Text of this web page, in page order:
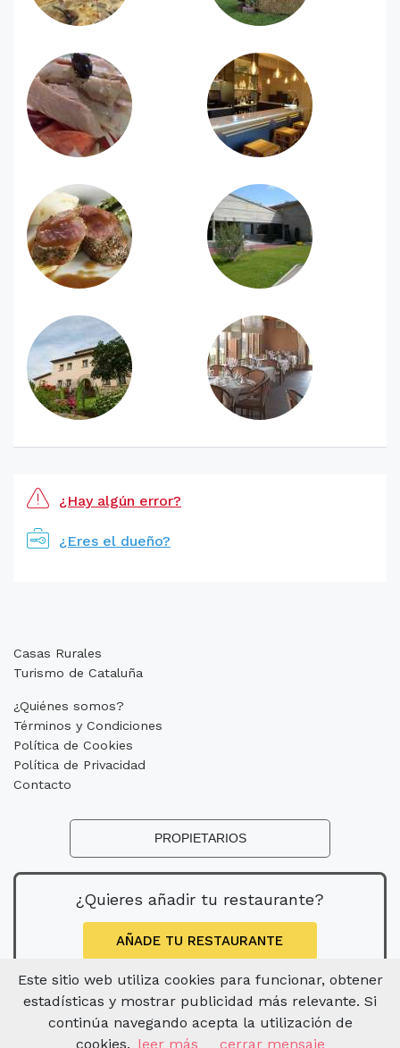
¿Hay algún error?
¿Eres el dueño?
Casas Rurales
Turismo de Cataluña
¿Quiénes somos?
Términos y Condiciones
Política de Cookies
Política de Privacidad
Contacto
PROPIETARIOS
¿Quieres añadir tu restaurante?
AÑADE TU RESTAURANTE
Este sitio web utiliza cookies para funcionar, obtener
estadísticas y mostrar publicidad más relevante. Si
continúa navegando acepta la utilización de
cookies. leer más cerrar mensaje